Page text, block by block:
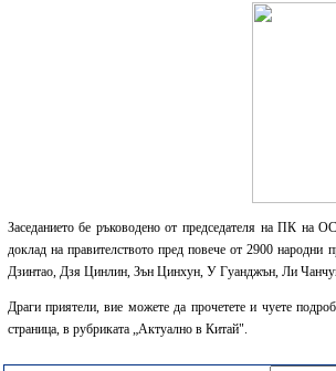
Заседанието бе ръководено от председателя на ПК
доклад на правителството пред повече от 2900
Дзинтао, Дзя Цинлин, Зън Цинхун, У Гуанджън, Ли
Драги приятели, вие можете да прочетете и чуете
страница, в рубриката „Актуално в Китай".